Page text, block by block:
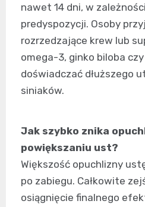
nawet 14 dni, w
predyspozycji. Osoby
rozrzedzające krew lub
omega-3, ginko biloba
doświadczać dłuższego
siniaków.
Jak szybko znika
powiększaniu ust?
Większość opuchlizny
po zabiegu. Całkowite
osiągnięcie finalnego